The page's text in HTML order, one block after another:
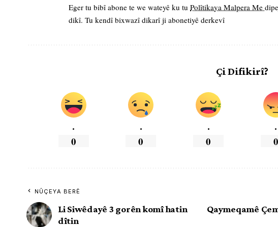
Eger tu bibî abone te we wateyê ku tu Polîtikaya Malpera Me
dikî. Tu kendî bixwazî dikarî ji abonetiyê derkevî
Çi Difikirî?
.
0
.
0
.
0
.
0
NÛÇEYA BERÊ
Li Siwêdayê 3 gorên komî hatin
dîtin
Qaymeqamê